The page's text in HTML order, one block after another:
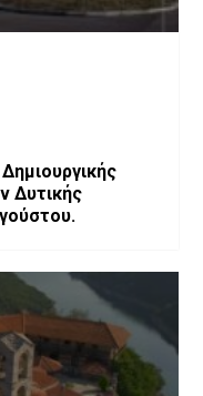
Δυτικής